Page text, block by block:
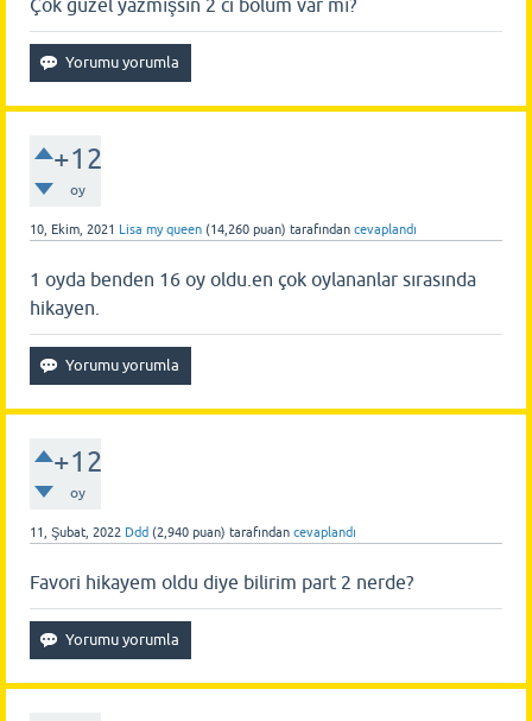
Çok güzel yazmışsın 2 ci bölüm var mı?
+12
oy
10, Ekim, 2021 Lisa my queen (14,260 puan) tarafından cevaplandı
1 oyda benden 16 oy oldu.en çok oylananlar sırasında
hikayen.
+12
oy
11, Şubat, 2022 Ddd (2,940 puan) tarafından cevaplandı
Favori hikayem oldu diye bilirim part 2 nerde?